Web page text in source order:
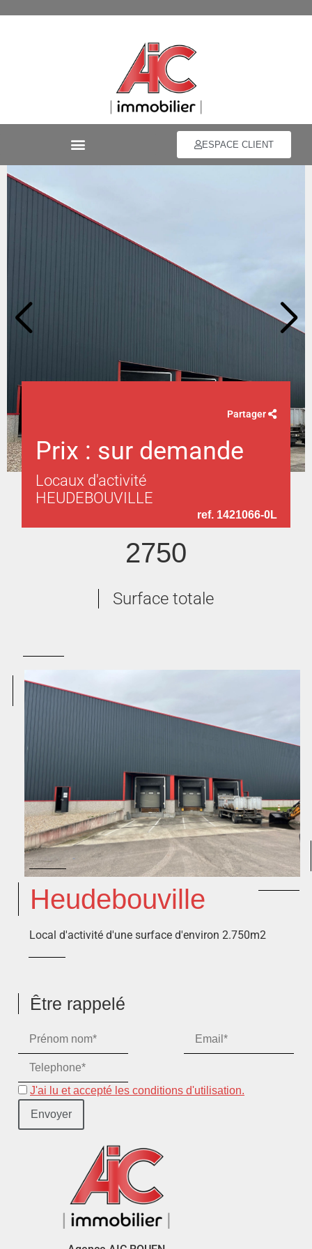
ESPACE CLIENT
Partager
Prix : sur demande
Locaux d'activité
HEUDEBOUVILLE
ref. 1421066-0L
2750
Surface totale
Heudebouville
Local d'activité d'une surface d'environ 2.750m2
Être rappelé
J'ai lu et accepté les conditions d'utilisation.